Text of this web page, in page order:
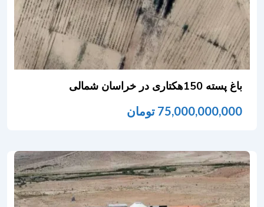
باغ پسته 150هکتاری در خراسان شمالی
75,000,000,000 تومان